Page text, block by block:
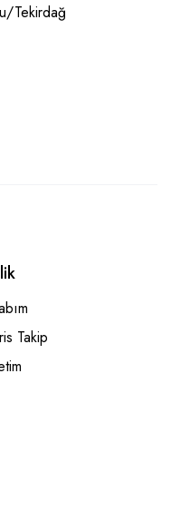
Tekirdağ
Takip